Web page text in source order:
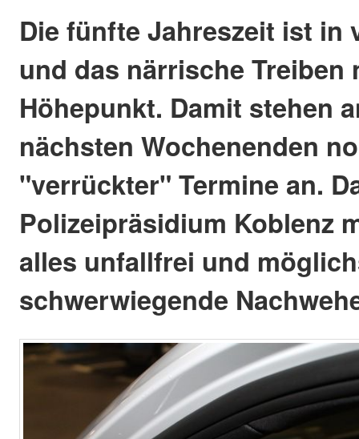
Die fünfte Jahreszeit ist in
und das närrische Treiben
Höhepunkt. Damit stehen
nächsten Wochenenden
"verrückter" Termine an.
Polizeipräsidium Koblenz
alles unfallfrei und
schwerwiegende